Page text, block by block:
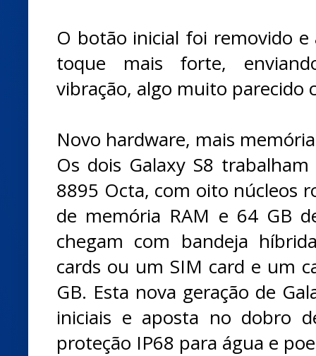
O botão inicial foi removido e
toque mais forte,
vibração, algo muito parecido
Novo hardware, mais memória
Os dois Galaxy S8
8895 Octa, com oito núcleos
de memória RAM e 64 GB
chegam com bandeja
cards ou um SIM card e um
GB. Esta nova geração de
iniciais e aposta no dobro
proteção IP68 para água e